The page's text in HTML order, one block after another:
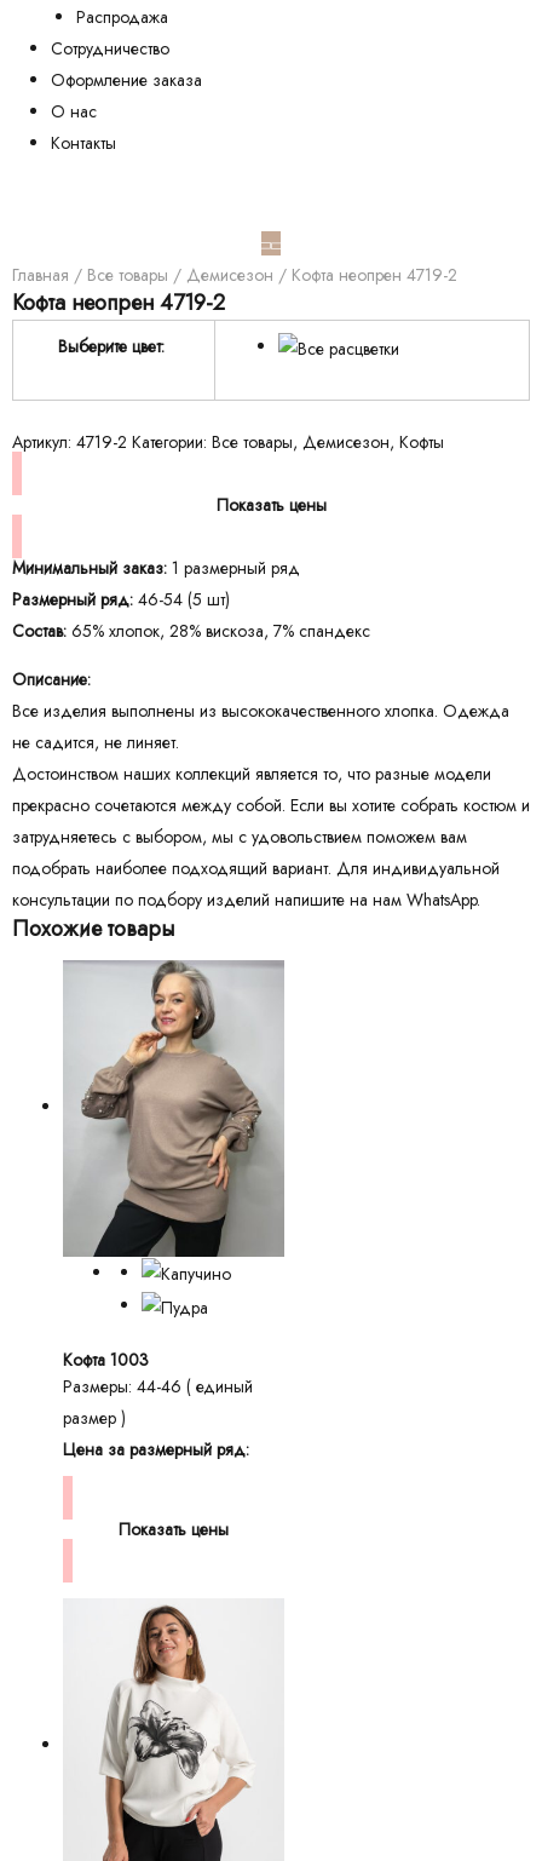
Распродажа
Сотрудничество
Оформление заказа
О нас
Контакты
Главная / Все товары / Демисезон / Кофта неопрен 4719-2
Кофта неопрен 4719-2
Выберите цвет:
Артикул: 4719-2 Категории: Все товары, Демисезон, Кофты
Показать цены
Минимальный заказ: 1 размерный ряд
Размерный ряд: 46-54 (5 шт)
Состав: 65% хлопок, 28% вискоза, 7% спандекс
Описание:
Все изделия выполнены из высококачественного хлопка. Одежда
не садится, не линяет.
Достоинством наших коллекций является то, что разные модели
прекрасно сочетаются между собой. Если вы хотите собрать костюм и
затрудняетесь с выбором, мы с удовольствием поможем вам
подобрать наиболее подходящий вариант. Для индивидуальной
консультации по подбору изделий напишите на нам WhatsApp.
Похожие товары
Кофта 1003
Размеры: 44-46 ( единый
размер )
Цена за размерный ряд:
Показать цены